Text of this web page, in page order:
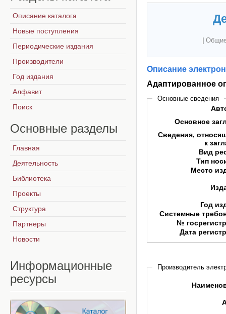
Описание
Адаптированное
Основные сведения
Основное
Сведения,
к
Вид
Тип
Место
Год
Системные
№
Дата
Производитель
Описание каталога
Новые поступления
Периодические издания
Производители
Год издания
Алфавит
Поиск
Основные разделы
Главная
Деятельность
Библиотека
Проекты
Структура
Партнеры
Новости
Информационные
ресурсы